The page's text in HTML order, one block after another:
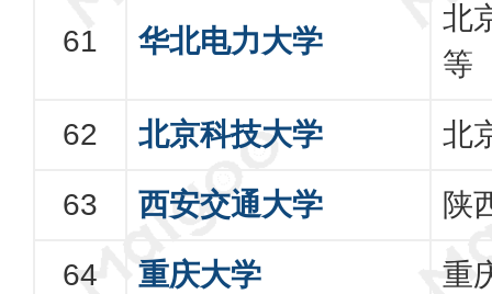
华北电力大学
北
等
北京科技大学 北
西安交通大学 陕
重庆大学 重